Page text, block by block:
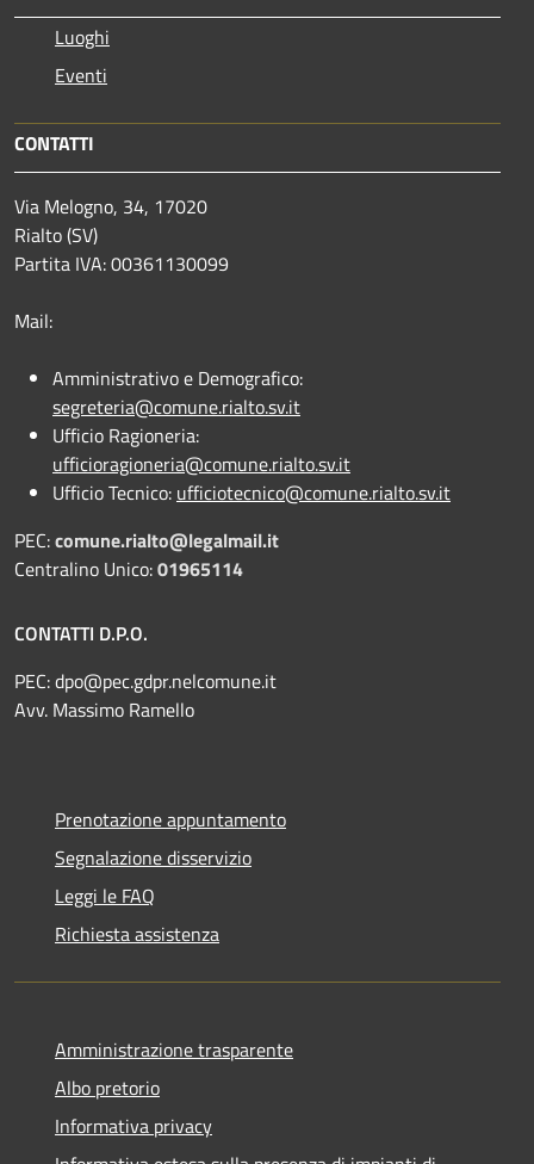
Luoghi
Eventi
CONTATTI
Via Melogno, 34, 17020
Rialto (SV)
Partita IVA: 00361130099
Mail:
Amministrativo e Demografico:
segreteria@comune.rialto.sv.it
Ufficio Ragioneria:
ufficioragioneria@comune.rialto.sv.it
Ufficio Tecnico: ufficiotecnico@comune.rialto.sv.it
PEC:comune.rialto@legalmail.it
Centralino Unico:01965114
CONTATTI D.P.O.
PEC:dpo@pec.gdpr.nelcomune.it
Avv. Massimo Ramello
Prenotazione appuntamento
Segnalazione disservizio
Leggi le FAQ
Richiesta assistenza
Amministrazione trasparente
Albo pretorio
Informativa privacy